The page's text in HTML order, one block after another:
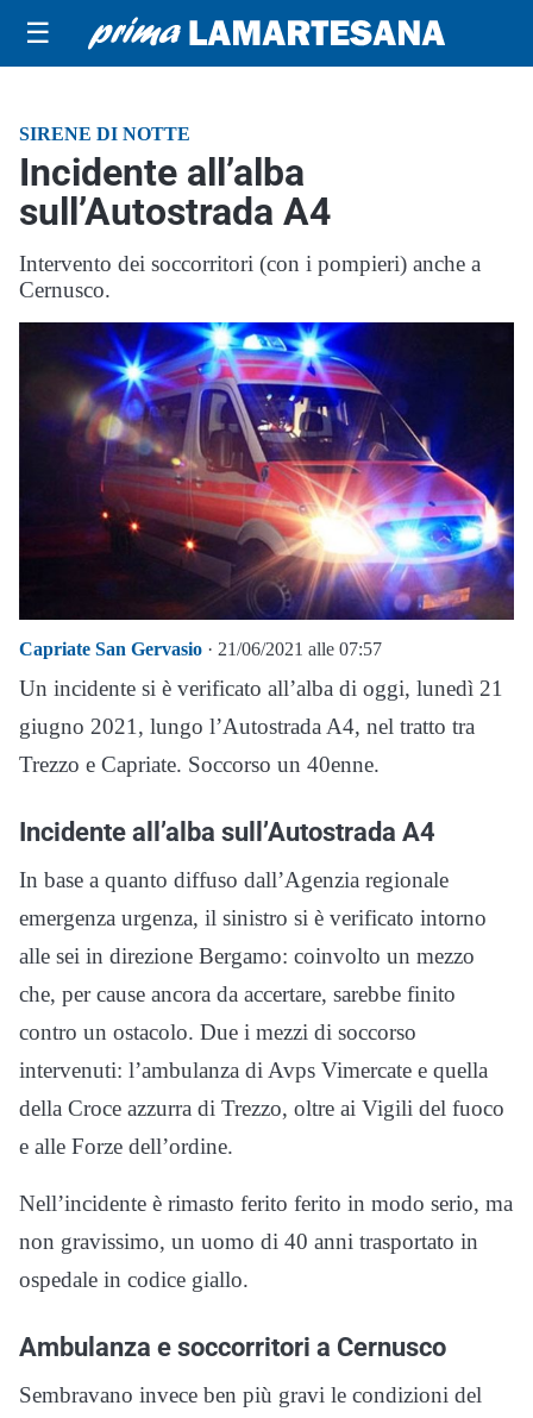
☰
SIRENE DI NOTTE
Incidente all’alba
sull’Autostrada A4
Intervento dei soccorritori (con i pompieri) anche a
Cernusco.
Capriate San Gervasio · 21/06/2021 alle 07:57
Un incidente si è verificato all’alba di oggi, lunedì 21
giugno 2021, lungo l’Autostrada A4, nel tratto tra
Trezzo e Capriate. Soccorso un 40enne.
Incidente all’alba sull’Autostrada A4
In base a quanto diffuso dall’Agenzia regionale
emergenza urgenza, il sinistro si è verificato intorno
alle sei in direzione Bergamo: coinvolto un mezzo
che, per cause ancora da accertare, sarebbe finito
contro un ostacolo. Due i mezzi di soccorso
intervenuti: l’ambulanza di Avps Vimercate e quella
della Croce azzurra di Trezzo, oltre ai Vigili del fuoco
e alle Forze dell’ordine.
Nell’incidente è rimasto ferito ferito in modo serio, ma
non gravissimo, un uomo di 40 anni trasportato in
ospedale in codice giallo.
Ambulanza e soccorritori a Cernusco
Sembravano invece ben più gravi le condizioni del